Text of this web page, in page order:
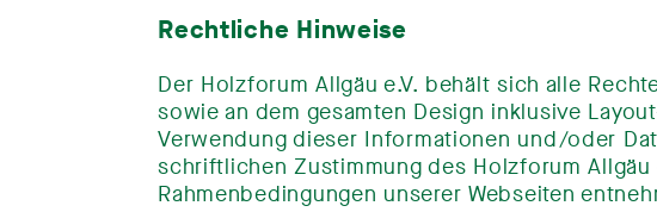
Rechtliche Hinweise
Der Holzforum Allgäu e.V. behält sich alle
sowie an dem gesamten Design inklusive
Verwendung dieser Informationen und/oder
schriftlichen Zustimmung des Holzforum
Rahmenbedingungen unserer Webseiten